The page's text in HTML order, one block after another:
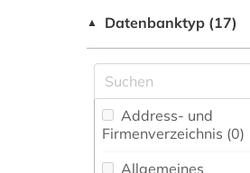
Vermessungswesen (1)
Biologie,
Biotechnologie (0)
Buch- und
bibliographie (5)
biografie (1)
biographie (1)
dokumentenserver
(1)
▲ Datenbanktyp (17)
Address- und
Firmenverzeichnis (0)
Allgemeines